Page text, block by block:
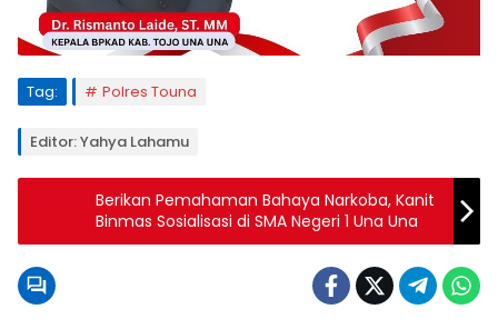
Tag: Polres Touna
Editor: Yahya Lahamu
Berikan Pemahaman Bahaya Narkoba, Kanit
Binmas Sosialisasi di SMA Negeri 1 Una Una